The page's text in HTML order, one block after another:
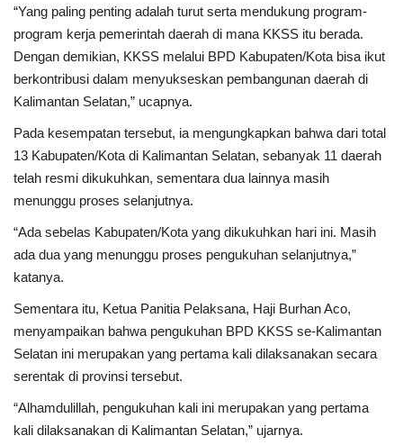
“Yang paling penting adalah turut serta mendukung program-
program kerja pemerintah daerah di mana KKSS itu berada.
Dengan demikian, KKSS melalui BPD Kabupaten/Kota bisa ikut
berkontribusi dalam menyukseskan pembangunan daerah di
Kalimantan Selatan,” ucapnya.
Pada kesempatan tersebut, ia mengungkapkan bahwa dari total
13 Kabupaten/Kota di Kalimantan Selatan, sebanyak 11 daerah
telah resmi dikukuhkan, sementara dua lainnya masih
menunggu proses selanjutnya.
“Ada sebelas Kabupaten/Kota yang dikukuhkan hari ini. Masih
ada dua yang menunggu proses pengukuhan selanjutnya,”
katanya.
Sementara itu, Ketua Panitia Pelaksana, Haji Burhan Aco,
menyampaikan bahwa pengukuhan BPD KKSS se-Kalimantan
Selatan ini merupakan yang pertama kali dilaksanakan secara
serentak di provinsi tersebut.
“Alhamdulillah, pengukuhan kali ini merupakan yang pertama
kali dilaksanakan di Kalimantan Selatan,” ujarnya.